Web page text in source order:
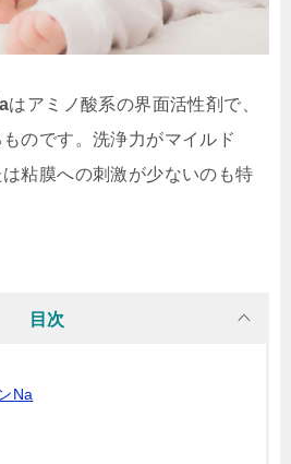
はアミノ酸系の界面活性剤で、
のです。洗浄力がマイルド
粘膜への刺激が少ないのも特
目次
Na